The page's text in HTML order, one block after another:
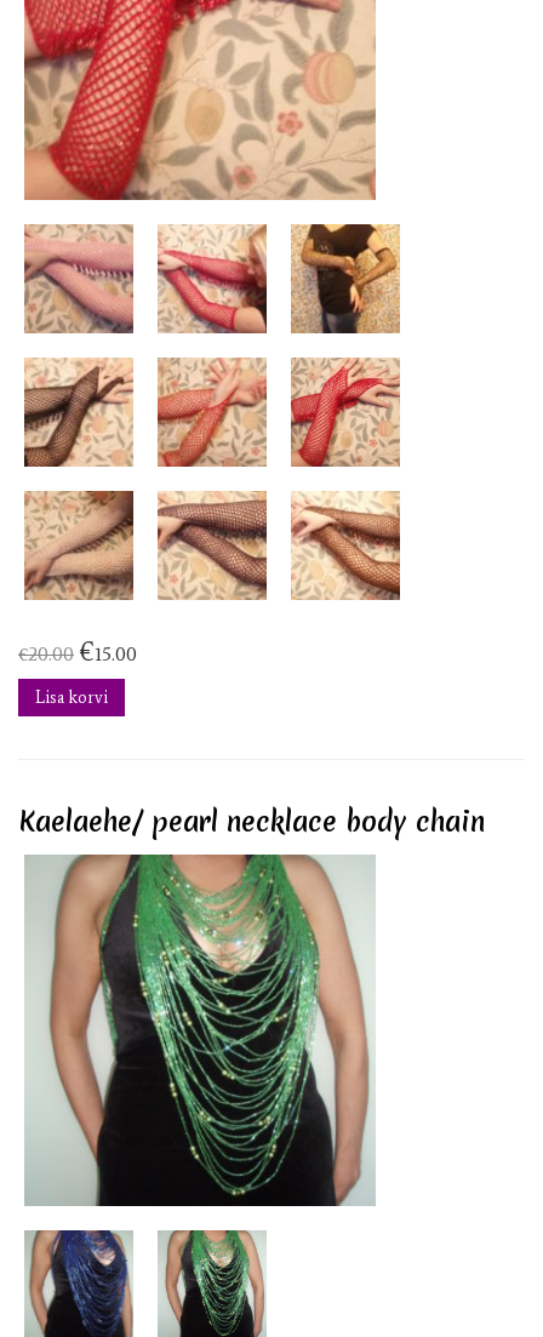
€20.00 €15.00
Lisa korvi
Kaelaehe/ pearl necklace body chain